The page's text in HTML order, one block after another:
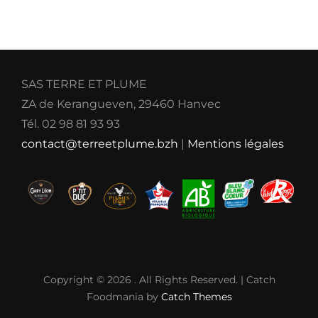
SAS TERRE ET PLUME
ZA de Kerangueven, 29460 Hanvec
Tél. 02 98 81 93 93
contact@terreetplume.bzh | Mentions légales
Copyright © 2026 . All Rights Reserved. | Catch
Foodmania by Catch Themes